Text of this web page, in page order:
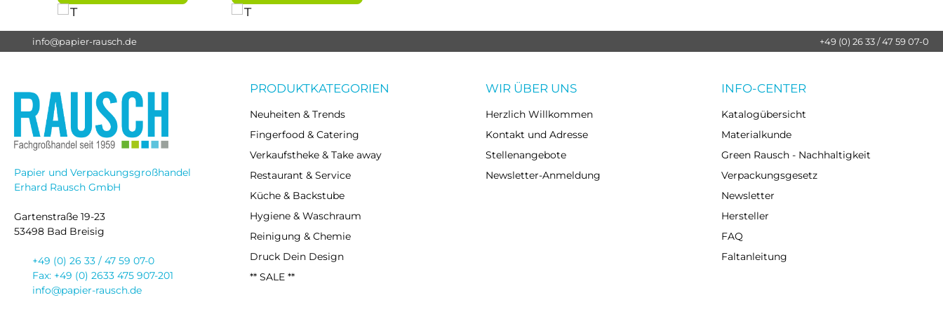
info@papier-rausch.de +49 (0) 26 33 / 47 59 07-0
Papier und Verpackungsgroßhandel
Erhard Rausch GmbH
Gartenstraße 19-23
53498 Bad Breisig
+49 (0) 26 33 / 47 59 07-0
Fax: +49 (0) 2633 475 907-201
info@papier-rausch.de
PRODUKTKATEGORIEN
Neuheiten & Trends
Fingerfood & Catering
Verkaufstheke & Take away
Restaurant & Service
Küche & Backstube
Hygiene & Waschraum
Reinigung & Chemie
Druck Dein Design
** SALE **
WIR ÜBER UNS
Herzlich Willkommen
Kontakt und Adresse
Stellenangebote
Newsletter-Anmeldung
INFO-CENTER
Katalogübersicht
Materialkunde
Green Rausch - Nachhaltigkeit
Verpackungsgesetz
Newsletter
Hersteller
FAQ
Faltanleitung